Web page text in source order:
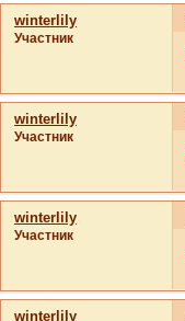
winterlily
Участник
winterlily
Участник
winterlily
Участник
winterlily